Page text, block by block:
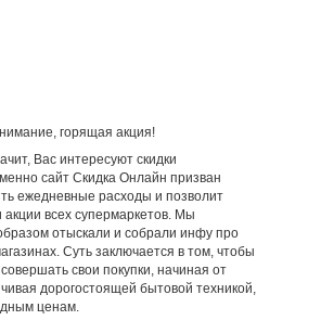
горящая акция!
Вас интересуют скидки
сайт Скидка Онлайн призван
ежедневные расходы и позволит
акции всех супермаркетов. Мы
отыскали и собрали инфу про
Суть заключается в том, чтобы
свои покупки, начиная от
дорогостоящей бытовой техникой,
ценам.